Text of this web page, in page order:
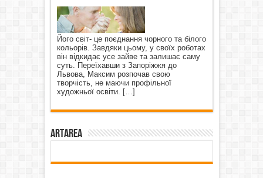
Його світ- це поєднання чорного та білого
кольорів. Завдяки цьому, у своїх роботах
він відкидає усе зайве та залишає саму
суть. Переїхавши з Запоріжжя до
Львова, Максим розпочав свою
творчість, не маючи профільної
художньої освіти. […]
ArtArea